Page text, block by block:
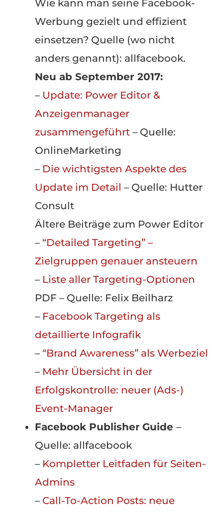
Wie kann man seine Facebook-
Werbung gezielt und effizient
einsetzen? Quelle (wo nicht
anders genannt): allfacebook.
Neu ab September 2017:
– Update: Power Editor &
Anzeigenmanager
zusammengeführt– Quelle:
OnlineMarketing
– Die wichtigsten Aspekte des
Update im Detail – Quelle: Hutter
Consult
Ältere Beiträge zum Power Editor
– “Detailed Targeting” –
Zielgruppen genauer ansteuern
– Liste aller Targeting-Optionen
PDF – Quelle: Felix Beilharz
– Facebook Targeting als
detaillierte Infografik
– “Brand Awareness” als Werbeziel
– Mehr Übersicht in der
Erfolgskontrolle: neuer (Ads-)
Event-Manager
Facebook Publisher Guide –
Quelle: allfacebook
– Kompletter Leitfaden für Seiten-
Admins
– Call-To-Action Posts: neue